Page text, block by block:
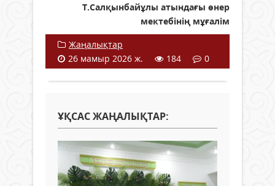
Т.Салқынбайұлы атындағы өнер
мектебінің мұғалім
Жаңалықтар
26 мамыр 2026 ж.
184 0
ҰҚСАС ЖАҢАЛЫҚТАР: